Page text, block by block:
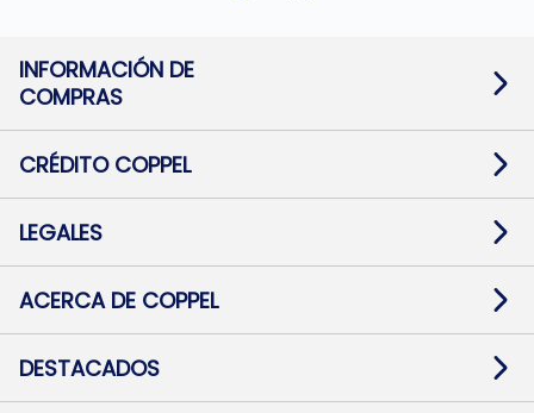
INFORMACIÓN DE
COMPRAS
Términos y condiciones
Botón de arrepentimiento
Mapa de sitio
CRÉDITO COPPEL
Solicitar Crédito
Medios de Pago
Pago Fácil Online
LEGALES
Baja contratos
Defensa al consumidor CABA
ACERCA DE COPPEL
Trabajá con Nosotros
Preguntas Frecuentes
DESTACADOS